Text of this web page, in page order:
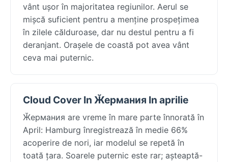
vânt ușor în majoritatea regiunilor. Aerul se
mișcă suficient pentru a menține prospețimea
în zilele călduroase, dar nu destul pentru a fi
deranjant. Orașele de coastă pot avea vânt
ceva mai puternic.
Cloud Cover In Ӂермания In aprilie
Ӂермания are vreme în mare parte înnorată în
April: Hamburg înregistrează în medie 66%
acoperire de nori, iar modelul se repetă în
toată țara. Soarele puternic este rar; așteaptă-